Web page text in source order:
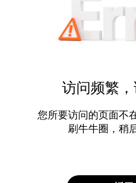
访问频繁
您所要访问的页面不
刷牛牛圈，稍